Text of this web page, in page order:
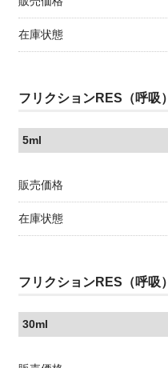
在庫状態
フリクションRES（呼吸）
5ml
販売価格
在庫状態
フリクションRES（呼吸）
30ml